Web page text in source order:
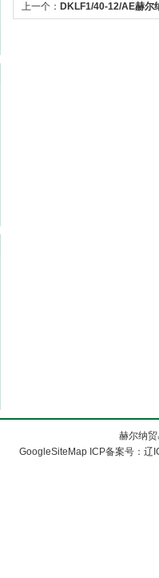
上一个： DKLF1/40-12/AE赫
赫尔纳
GoogleSiteMap ICP备案号：辽